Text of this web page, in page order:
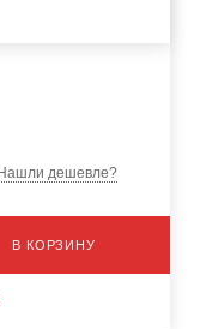
Нашли дешевле?
В КОРЗИНУ